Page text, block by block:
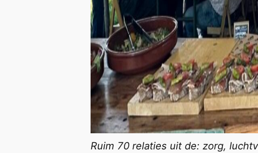
Ruim 70 relaties uit de: zorg,